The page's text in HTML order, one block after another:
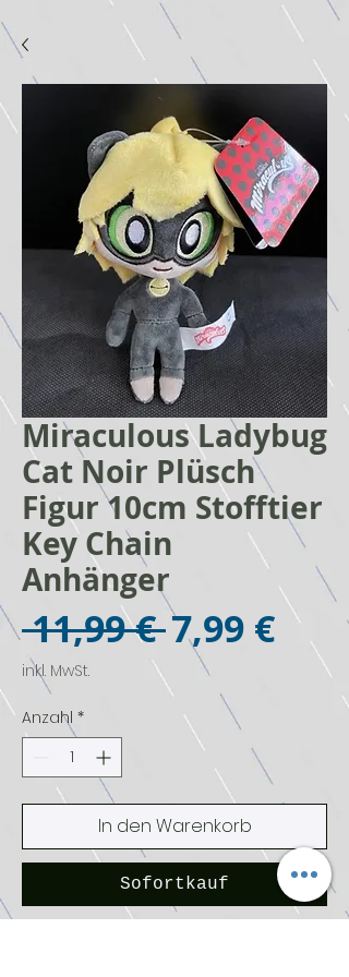
Miraculous Ladybug
Cat Noir Plüsch
Figur 10cm Stofftier
Key Chain
Anhänger
11,99 € 7,99 €Sale-
Preis
inkl. MwSt.
Anzahl *
In den Warenkorb
Sofortkauf